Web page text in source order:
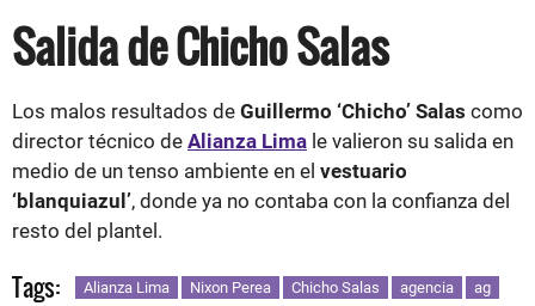
Salida de Chicho Salas
Los malos resultados de Guillermo ‘Chicho’ Salas como
director técnico de Alianza Lima le valieron su salida en
medio de un tenso ambiente en el vestuario
‘blanquiazul’, donde ya no contaba con la confianza del
resto del plantel.
Tags: Alianza Lima Nixon Perea Chicho Salas agencia ag